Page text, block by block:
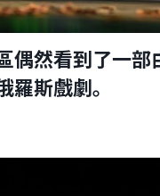
偶然看到了一部
斯戲劇。